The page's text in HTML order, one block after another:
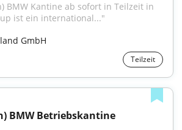
ist ein international..."
GmbH
Teilzeit
BMW Betriebskantine